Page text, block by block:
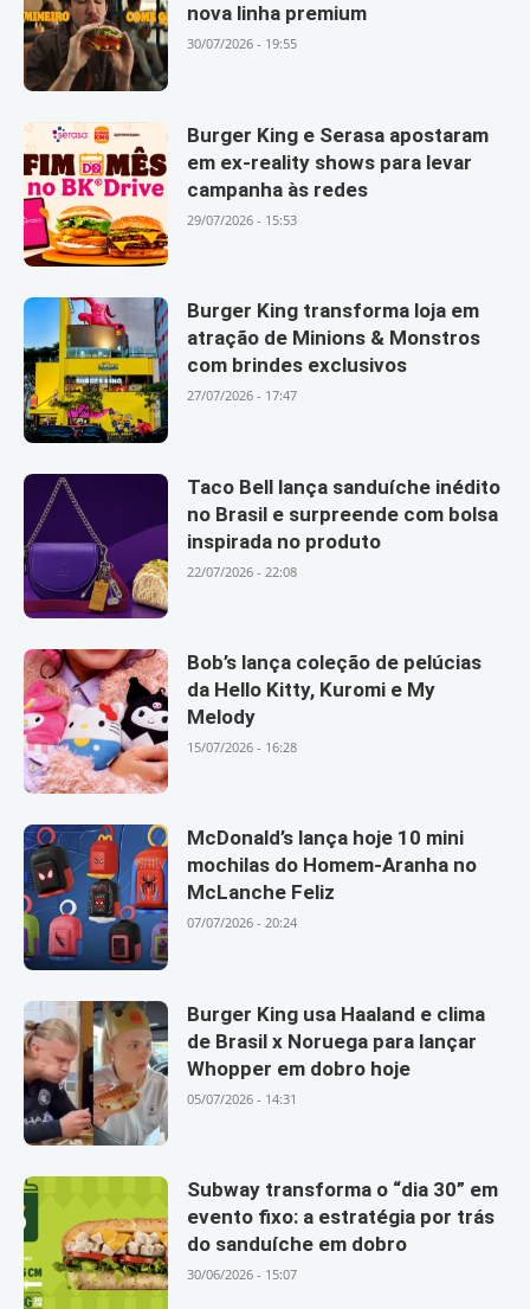
nova linha premium
30/07/2026 - 19:55
Burger King e Serasa apostaram
em ex-reality shows para levar
campanha às redes
29/07/2026 - 15:53
Burger King transforma loja em
atração de Minions & Monstros
com brindes exclusivos
27/07/2026 - 17:47
Taco Bell lança sanduíche inédito
no Brasil e surpreende com bolsa
inspirada no produto
22/07/2026 - 22:08
Bob’s lança coleção de pelúcias
da Hello Kitty, Kuromi e My
Melody
15/07/2026 - 16:28
McDonald’s lança hoje 10 mini
mochilas do Homem-Aranha no
McLanche Feliz
07/07/2026 - 20:24
Burger King usa Haaland e clima
de Brasil x Noruega para lançar
Whopper em dobro hoje
05/07/2026 - 14:31
Subway transforma o “dia 30” em
evento fixo: a estratégia por trás
do sanduíche em dobro
30/06/2026 - 15:07